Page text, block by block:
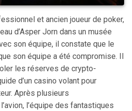
et ancien joueur de poker,
d’Asper Jorn dans un musée
son équipe, il constate que le
son équipe a été compromise. Il
les réserves de crypto-
d’un casino volant pour
Après plusieurs
l’équipe des fantastiques